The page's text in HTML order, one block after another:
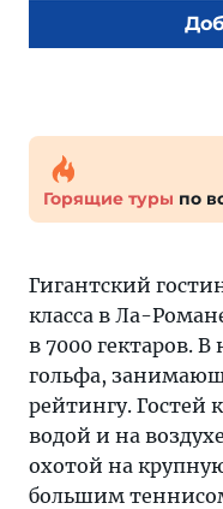
Горящие туры по
Гигантский
класса в Ла-
в 7000 гектаров. В
гольфа,
рейтингу. Гостей
водой и на
охотой на
большим